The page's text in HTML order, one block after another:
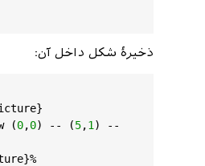
ذخیرهٔ شکل داخل آن:
}
(0,0) -- (5,1 ) --
}%